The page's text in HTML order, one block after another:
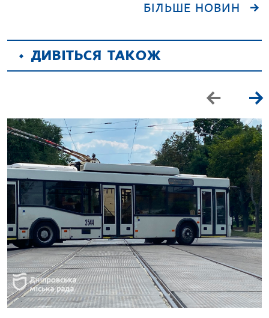
БІЛЬШЕ НОВИН
ДИВІТЬСЯ ТАКОЖ